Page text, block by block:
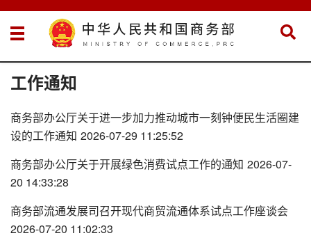
工作通知
商务部办公厅关于进一步加力推动城市一刻钟便民生活圈建
设的工作通知 2026-07-29 11:25:52
商务部办公厅关于开展绿色消费试点工作的通知 2026-07-
20 14:33:28
商务部流通发展司召开现代商贸流通体系试点工作座谈会
2026-07-20 11:02:33